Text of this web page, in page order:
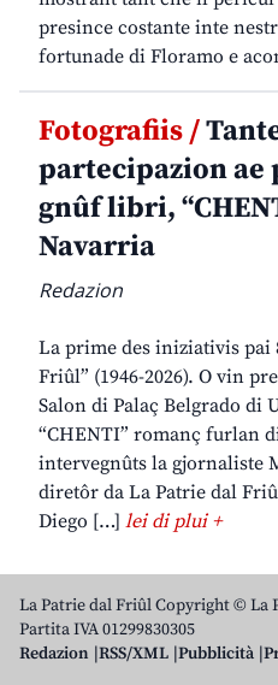
presince costante inte
fortunade di Floramo e
Fotografiis /
partecipazion ae
gnûf libri,
Navarria
Redazion
La prime des iniziativis pai
Friûl” (1946-2026). O vin
Salon di Palaç Belgrado
“CHENTI” romanç furlan
intervegnûts la gjornaliste
diretôr da La Patrie dal
Diego […] lei di plui +
La Patrie dal Friûl Copyright © La
Partita IVA 01299830305
Redazion RSS/XML Pubblicità